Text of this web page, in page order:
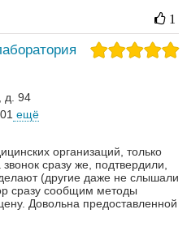
1
д. 94
ещё
организаций, только
звонок сразу же, подтвердили,
(другие даже не слышали
сразу сообщим методы
Довольна предоставленной